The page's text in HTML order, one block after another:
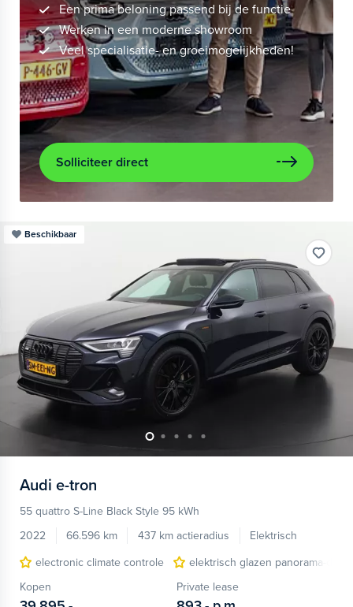
Een prima beloning passend bij de functie
Werken in een moderne showroom
Veel specialisatie- en groeimogelijkheden!
Solliciteer direct
Beschikbaar
Audi e-tron
55 quattro S-Line Black Style 95 kWh
2022
66.596 km 437 km actieradius
Elektrisch
electronic climate controle
elektrisch glazen panorama-dak
Kopen
Private lease